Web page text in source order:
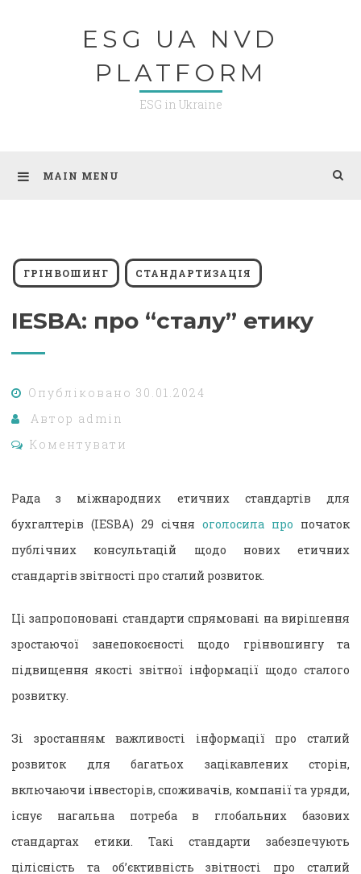
ESG UA NVD
PLATFORM
ESG in Ukraine
MAIN MENU
ГРІНВОШИНГ СТАНДАРТИЗАЦІЯ
IESBA: про “сталу” етику
Опубліковано 30.01.2024
Автор admin
Коментувати
Рада з міжнародних етичних стандартів для
бухгалтерів (IESBA) 29 січня оголосила про початок
публічних консультацій щодо нових етичних
стандартів звітності про сталий розвиток.
Ці запропоновані стандарти спрямовані на вирішення
зростаючої занепокоєності щодо грінвошингу та
підвищення якості звітної інформації щодо сталого
розвитку.
Зі зростанням важливості інформації про сталий
розвиток для багатьох зацікавлених сторін,
включаючи інвесторів, споживачів, компанії та уряди,
існує нагальна потреба в глобальних базових
стандартах етики. Такі стандарти забезпечують
цілісність та об’єктивність звітності про сталий